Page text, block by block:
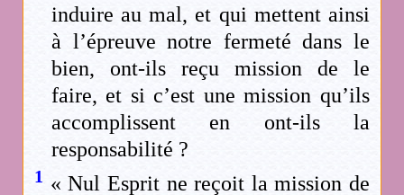
induire au mal, et qui mettent ainsi
à l’épreuve notre fermeté dans le
bien, ont-ils reçu mission de le
faire, et si c’est une mission qu’ils
accomplissent en ont-ils la
responsabilité ?
1 « Nul Esprit ne reçoit la mission de